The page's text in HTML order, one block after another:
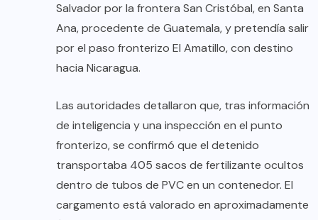
Salvador por la frontera San Cristóbal, en Santa
Ana, procedente de Guatemala, y pretendía salir
por el paso fronterizo El Amatillo, con destino
hacia Nicaragua.
Las autoridades detallaron que, tras información
de inteligencia y una inspección en el punto
fronterizo, se confirmó que el detenido
transportaba 405 sacos de fertilizante ocultos
dentro de tubos de PVC en un contenedor. El
cargamento está valorado en aproximadamente